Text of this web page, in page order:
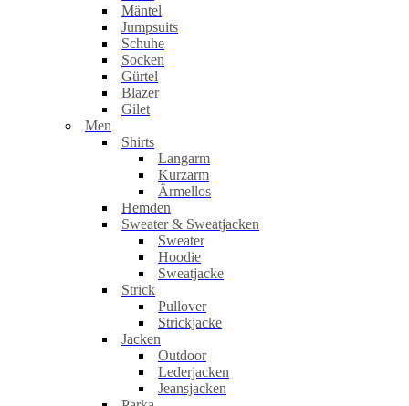
Mäntel
Jumpsuits
Schuhe
Socken
Gürtel
Blazer
Gilet
Men
Shirts
Langarm
Kurzarm
Ärmellos
Hemden
Sweater & Sweatjacken
Sweater
Hoodie
Sweatjacke
Strick
Pullover
Strickjacke
Jacken
Outdoor
Lederjacken
Jeansjacken